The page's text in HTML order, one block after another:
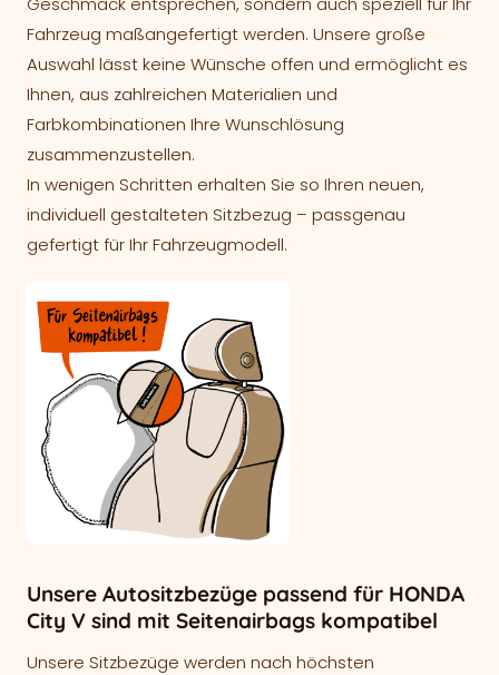
Fahrzeug maßangefertigt werden. Unsere große
Auswahl lässt keine Wünsche offen und ermöglicht es
Ihnen, aus zahlreichen Materialien und
Farbkombinationen Ihre Wunschlösung
zusammenzustellen.
In wenigen Schritten erhalten Sie so Ihren neuen,
individuell gestalteten Sitzbezug – passgenau
gefertigt für Ihr Fahrzeugmodell.
Unsere Autositzbezüge passend für HONDA
City V sind mit Seitenairbags kompatibel
Unsere Sitzbezüge werden nach höchsten